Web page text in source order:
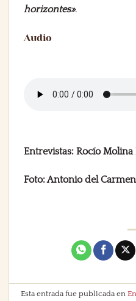
horizontes».
Audio
Entrevistas: Rocío Molina
Foto: Antonio del Carmen
Esta entrada fue publicada en